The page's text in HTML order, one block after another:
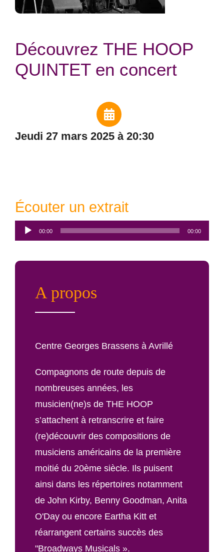
Découvrez THE HOOP
QUINTET en concert
jeudi 27 mars 2025 à 20:30
Écouter un extrait
Lecteur
audio
00:00 00:00
A propos
Centre Georges Brassens à Avrillé
Compagnons de route depuis de
nombreuses années, les
musicien(ne)s de THE HOOP
s’attachent à retranscrire et faire
(re)découvrir des compositions de
musiciens américains de la première
moitié du 20ème siècle. Ils puisent
ainsi dans les répertoires notamment
de John Kirby, Benny Goodman, Anita
O'Day ou encore Eartha Kitt et
réarrangent certains succès des
"Broadways Musicals ».